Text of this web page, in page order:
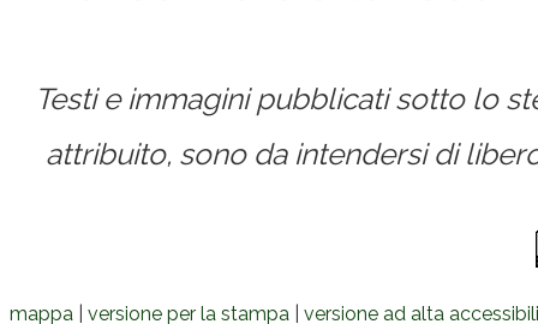
Testi e immagini pubblicati sotto lo
attribuito, sono da intendersi di
mappa versione per la stampa versione ad alta